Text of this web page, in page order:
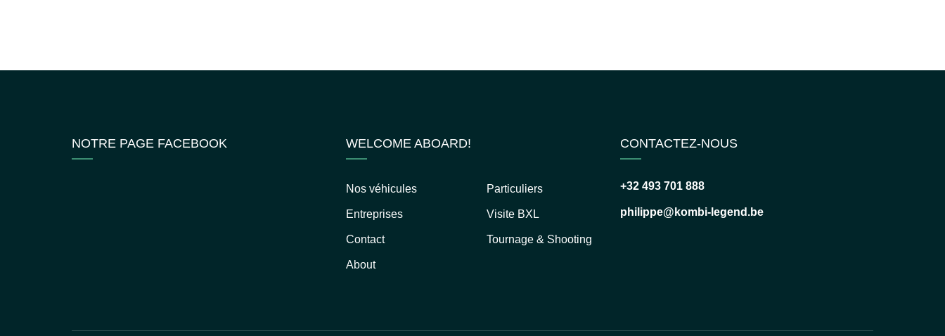
NOTRE PAGE FACEBOOK WELCOME ABOARD!
Nos véhicules Particuliers
Entreprises Visite BXL
Contact Tournage & Shooting
About
CONTACTEZ-NOUS
+32 493 701 888
philippe@kombi-legend.be